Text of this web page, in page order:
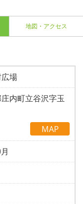
地図・アクセス
場
内町立谷沢字玉
MAP